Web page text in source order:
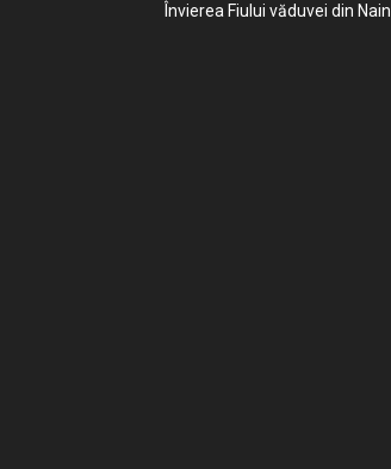
Învierea Fiului văduvei din Nain